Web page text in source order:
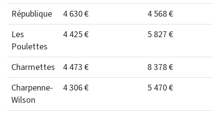
République
4 630 €
4 568 €
Les
Poulettes
4 425 € 5 827 €
Charmettes 4 473 €
8 378 €
Charpenne-
Wilson
4 306 € 5 470 €